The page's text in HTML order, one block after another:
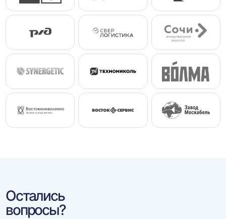
Остались
вопросы?